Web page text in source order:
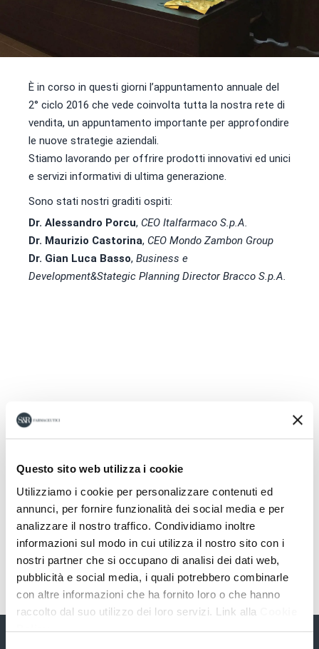
Questo sito web utilizza i cookie
Utilizziamo i cookie per personalizzare contenuti ed
annunci, per fornire funzionalità dei social media e per
analizzare il nostro traffico. Condividiamo inoltre
informazioni sul modo in cui utilizza il nostro sito con i
nostri partner che si occupano di analisi dei dati web,
pubblicità e social media, i quali potrebbero combinarle
con altre informazioni che ha fornito loro o che hanno
raccolto dal suo utilizzo dei loro servizi. Link alla
Policy
È in corso in questi giorni l’appuntamento annuale del
2° ciclo 2016 che vede coinvolta tutta la nostra rete di
vendita, un appuntamento importante per approfondire
le nuove strategie aziendali.
Stiamo lavorando per offrire prodotti innovativi ed unici
e servizi informativi di ultima generazione.
Sono stati nostri graditi ospiti:
Dr. Alessandro Porcu, CEO Italfarmaco S.p.A.
Dr. Maurizio Castorina, CEO Mondo Zambon Group
Dr. Gian Luca Basso, Business e
Development&Stategic Planning Director Bracco S.p.A.